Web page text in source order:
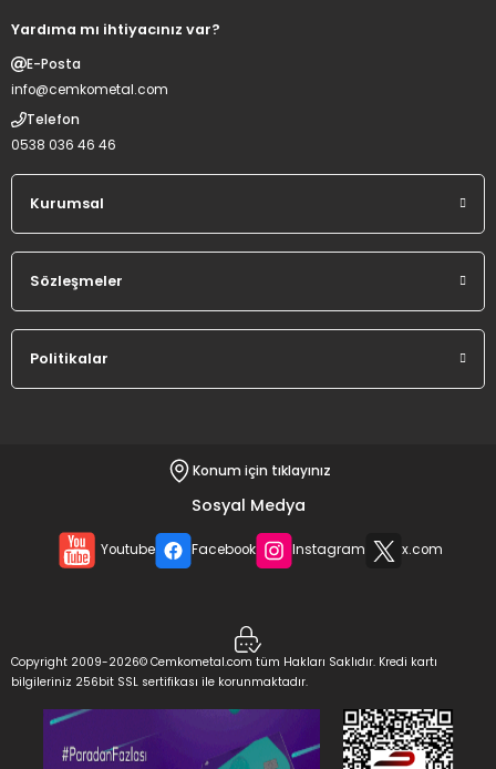
Yardıma mı ihtiyacınız var?
E-Posta
info@cemkometal.com
Telefon
0538 036 46 46
Kurumsal
Sözleşmeler
Politikalar
Konum için tıklayınız
Sosyal Medya
Youtube Facebook Instagram x.com
Copyright 2009-2026© Cemkometal.com tüm Hakları Saklıdır. Kredi kartı
bilgileriniz 256bit SSL sertifikası ile korunmaktadır.